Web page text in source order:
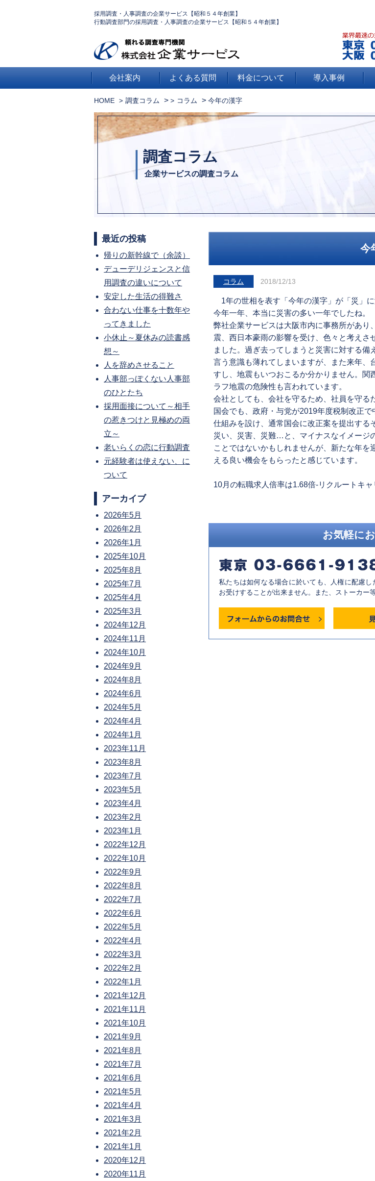
採用調査・人事調査の企業サービス【昭和５４年創業】
行動調査部門の採用調査・人事調査の企業サービス【昭和５４年創業】
会社案内 よくある質問 料金について 導入事例
HOME 調査コラム > コラム > 今年の漢字
調査コラム
企業サービスの調査コラム
今
コラム 2018/12/13
1年の世相を表す「今年の漢字」が「災」に
今年一年、本当に災害の多い一年でしたね。
弊社企業サービスは大阪市内に事務所があり
震、西日本豪雨の影響を受け、色々と考えさ
ました。過ぎ去ってしまうと災害に対する備
言う意識も薄れてしまいますが、また来年、
すし、地震もいつおこるか分かりません。関
ラフ地震の危険性も言われています。
会社としても、会社を守るため、社員を守る
国会でも、政府・与党が2019年度税制改正
仕組みを設け、通常国会に改正案を提出する
災い、災害、災難…と、マイナスなイメージ
ことではないかもしれませんが、新たな年
える良い機会をもらったと感じています。
Previous
10月の転職求人倍率は1.68倍-リクルートキ
お気軽に
私たちは如何なる場合に於いても、人権に配慮
お受けすることが出来ません。また、ストーカー
最近の投稿
帰りの新幹線で（余談）
デューデリジェンスと信
用調査の違いについて
安定した生活の得難さ
合わない仕事を十数年や
ってきました
小休止～夏休みの読書感
想～
人を辞めさせること
人事部っぽくない人事部
のひとたち
採用面接について～相手
の惹きつけと見極めの両
立～
老いらくの恋に行動調査
元経験者は使えない、に
ついて
アーカイブ
2026年5月
2026年2月
2026年1月
2025年10月
2025年8月
2025年7月
2025年4月
2025年3月
2024年12月
2024年11月
2024年10月
2024年9月
2024年8月
2024年6月
2024年5月
2024年4月
2024年1月
2023年11月
2023年8月
2023年7月
2023年5月
2023年4月
2023年2月
2023年1月
2022年12月
2022年10月
2022年9月
2022年8月
2022年7月
2022年6月
2022年5月
2022年4月
2022年3月
2022年2月
2022年1月
2021年12月
2021年11月
2021年10月
2021年9月
2021年8月
2021年7月
2021年6月
2021年5月
2021年4月
2021年3月
2021年2月
2021年1月
2020年12月
2020年11月